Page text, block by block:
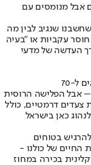
אבל מנומסים עם
שנגיב לבין מה
עקביות או "בעיה
העדשה של מדעי
ל-70
מעורבת במלחמה כבר 200 שנה – אבל הפלישה הרוסית
צעדים דרמטיים, כולל
כאן בישראל
בטוחים
של כולנו -
בכירה במחוז